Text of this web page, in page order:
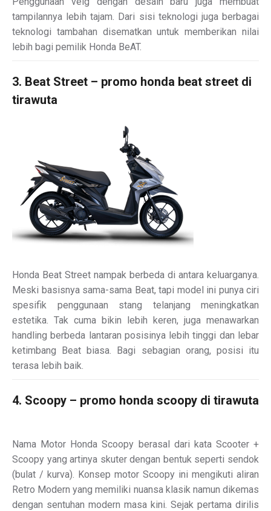
tampilannya lebih tajam. Dari sisi teknologi juga berbagai
teknologi tambahan disematkan untuk memberikan nilai
lebih bagi pemilik Honda BeAT.
3. Beat Street – promo honda beat street di
tirawuta
Honda Beat Street nampak berbeda di antara keluarganya.
Meski basisnya sama-sama Beat, tapi model ini punya ciri
spesifik penggunaan stang telanjang meningkatkan
estetika. Tak cuma bikin lebih keren, juga menawarkan
handling berbeda lantaran posisinya lebih tinggi dan lebar
ketimbang Beat biasa. Bagi sebagian orang, posisi itu
terasa lebih baik.
4. Scoopy – promo honda scoopy di tirawuta
Nama Motor Honda Scoopy berasal dari kata Scooter +
Scoopy yang artinya skuter dengan bentuk seperti sendok
(bulat / kurva). Konsep motor Scoopy ini mengikuti aliran
Retro Modern yang memiliki nuansa klasik namun dikemas
dengan sentuhan modern masa kini. Sejak pertama dirilis